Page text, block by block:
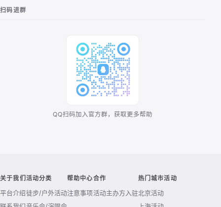
扫码进群
QQ扫码加入官方群，获取更多帮助
关于我们
平台介绍
活动分类
徒步/户外活动
帮助中心
注意事项
合作
活动主办方入驻
热门城市活动
北京活动